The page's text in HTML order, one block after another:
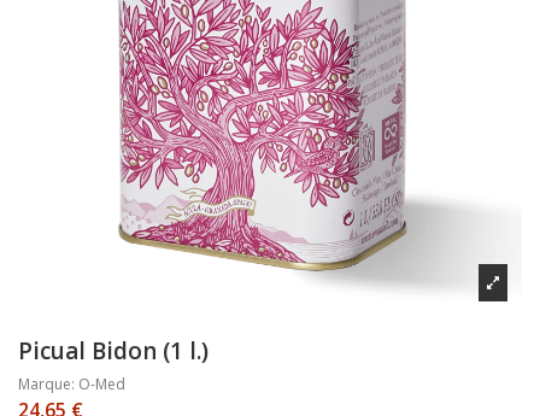
Picual Bidon (1 l.)
Marque: O-Med